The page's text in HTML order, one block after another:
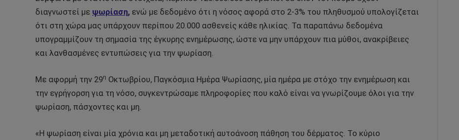
διαγνωστεί με ψωρίαση, ενώ με δεδομένο ότι η νόσος αφορά στο 2-3% του πληθυσμού υπολογίζεται
ότι στη χώρα μας υπάρχουν περίπου 20.000 ασθενείς κάθε ηλικίας. Τα παραπάνω δεδομένα
υπογραμμίζουν τη σημασία της έγκυρης ενημέρωσης, ώστε να μην υπάρχουν πια μύθοι, ανακρίβειες
και λανθασμένες εντυπώσεις για την ψωρίαση.
Με αφορμή την 29η Οκτωβρίου, Παγκόσμια Ημέρα Ψωρίασης, μία ημέρα με στόχο την ενημέρωση και
την εγρήγορση για τη νόσο, συγκεντρώσαμε πληροφορίες που καλό είναι να γνωρίζουμε όλοι για την
ψωρίαση, πάσχοντες και μη.
«Η ψωρίαση είναι μία χρόνια και μη μεταδοτική αυτοάνοση πάθηση του δέρματος. Το κύριο